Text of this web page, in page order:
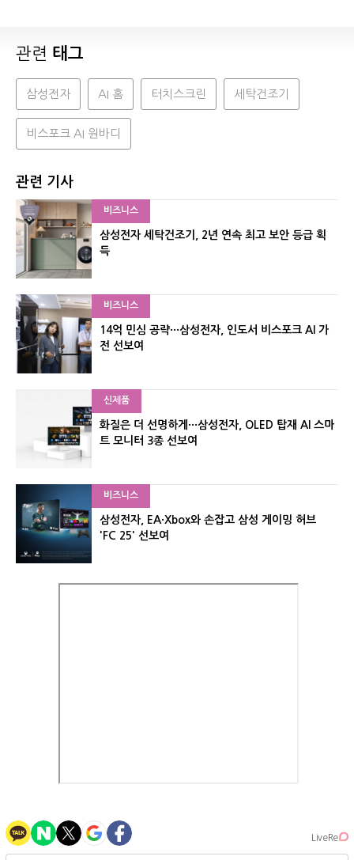
관련 태그
삼성전자 AI 홈 터치스크린 세탁건조기
비스포크 AI 원바디
관련 기사
비즈니스
삼성전자 세탁건조기, 2년 연속 최고 보안 등급 획
득
비즈니스
14억 민심 공략···삼성전자, 인도서 비스포크 AI 가
전 선보여
신제품
화질은 더 선명하게···삼성전자, OLED 탑재 AI 스마
트 모니터 3종 선보여
비즈니스
삼성전자, EA·Xbox와 손잡고 삼성 게이밍 허브
'FC 25' 선보여